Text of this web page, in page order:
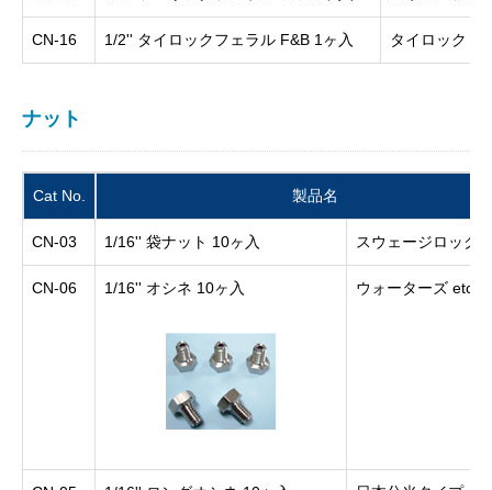
CN-16 1/2'' タイロックフェラル F&B 1ヶ入 タイロック
ナット
Cat No. 製品名
CN-03 1/16'' 袋ナット 10ヶ入 スウェージロック
CN-06 1/16'' オシネ 10ヶ入 ウォーターズ etc